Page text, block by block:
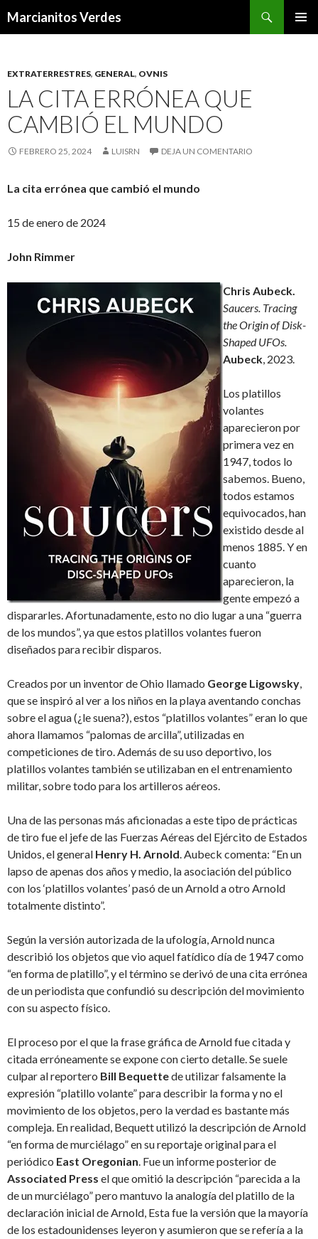
Marcianitos Verdes
EXTRATERRESTRES, GENERAL, OVNIS
LA CITA ERRÓNEA QUE
CAMBIÓ EL MUNDO
FEBRERO 25, 2024 LUISRN DEJA UN COMENTARIO
La cita errónea que cambió el mundo
15 de enero de 2024
John Rimmer
Chris Aubeck.
Saucers. Tracing
the Origin of Disk-
Shaped UFOs.
Aubeck, 2023.
Los platillos
volantes
aparecieron por
primera vez en
1947, todos lo
sabemos. Bueno,
todos estamos
equivocados, han
existido desde al
menos 1885. Y en
cuanto
aparecieron, la
gente empezó a
dispararles. Afortunadamente, esto no dio lugar a una “guerra
de los mundos”, ya que estos platillos volantes fueron
diseñados para recibir disparos.
Creados por un inventor de Ohio llamado George Ligowsky,
que se inspiró al ver a los niños en la playa aventando conchas
sobre el agua (¿le suena?), estos “platillos volantes” eran lo que
ahora llamamos “palomas de arcilla”, utilizadas en
competiciones de tiro. Además de su uso deportivo, los
platillos volantes también se utilizaban en el entrenamiento
militar, sobre todo para los artilleros aéreos.
Una de las personas más aficionadas a este tipo de prácticas
de tiro fue el jefe de las Fuerzas Aéreas del Ejército de Estados
Unidos, el general Henry H. Arnold. Aubeck comenta: “En un
lapso de apenas dos años y medio, la asociación del público
con los ‘platillos volantes’ pasó de un Arnold a otro Arnold
totalmente distinto”.
Según la versión autorizada de la ufología, Arnold nunca
describió los objetos que vio aquel fatídico día de 1947 como
“en forma de platillo”, y el término se derivó de una cita errónea
de un periodista que confundió su descripción del movimiento
con su aspecto físico.
El proceso por el que la frase gráfica de Arnold fue citada y
citada erróneamente se expone con cierto detalle. Se suele
culpar al reportero Bill Bequettede utilizar falsamente la
expresión “platillo volante” para describir la forma y no el
movimiento de los objetos, pero la verdad es bastante más
compleja. En realidad, Bequett utilizó la descripción de Arnold
“en forma de murciélago” en su reportaje original para el
periódico East Oregonian. Fue un informe posterior de
Associated Press el que omitió la descripción “parecida a la
de un murciélago” pero mantuvo la analogía del platillo de la
declaración inicial de Arnold, Esta fue la versión que la mayoría
de los estadounidenses leyeron y asumieron que se refería a la